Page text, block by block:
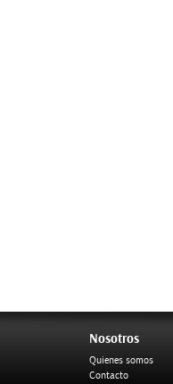
Nosotros
Quienes somos
Contacto